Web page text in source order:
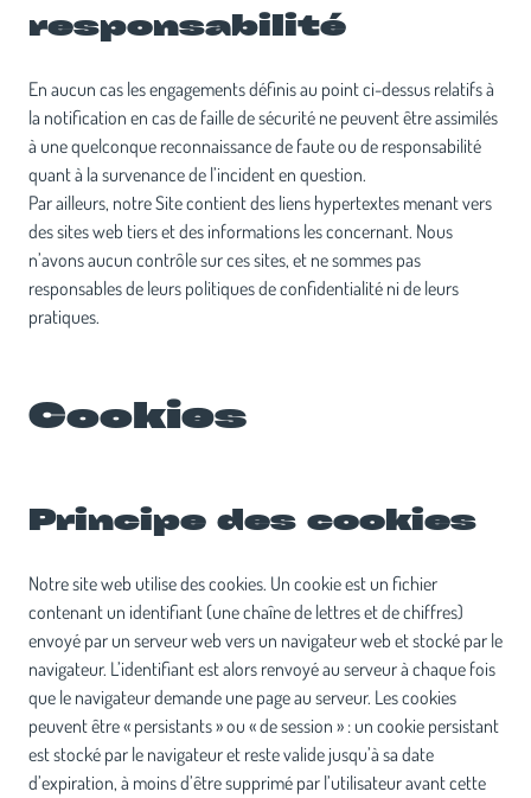
responsabilité
En aucun cas les engagements définis au point ci-dessus relatifs à
la notification en cas de faille de sécurité ne peuvent être assimilés
à une quelconque reconnaissance de faute ou de responsabilité
quant à la survenance de l’incident en question.
Par ailleurs, notre Site contient des liens hypertextes menant vers
des sites web tiers et des informations les concernant. Nous
n’avons aucun contrôle sur ces sites, et ne sommes pas
responsables de leurs politiques de confidentialité ni de leurs
pratiques.
Cookies
Principe des cookies
Notre site web utilise des cookies. Un cookie est un fichier
contenant un identifiant (une chaîne de lettres et de chiffres)
envoyé par un serveur web vers un navigateur web et stocké par le
navigateur. L’identifiant est alors renvoyé au serveur à chaque fois
que le navigateur demande une page au serveur. Les cookies
peuvent être « persistants » ou « de session » : un cookie persistant
est stocké par le navigateur et reste valide jusqu’à sa date
d’expiration, à moins d’être supprimé par l’utilisateur avant cette